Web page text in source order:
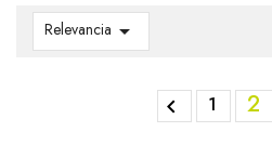
Relevancia 
 1 2